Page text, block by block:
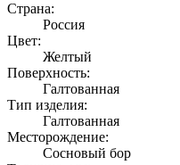
Страна:
Россия
Цвет:
Желтый
Поверхность:
Галтованная
Тип изделия:
Галтованная
Месторождение:
Сосновый бор